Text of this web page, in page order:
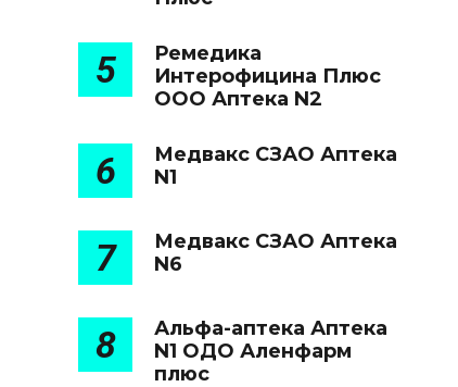
5
Ремедика
Интерофицина Плюс
ООО Аптека N2
6
Медвакс СЗАО Аптека
N1
7
Медвакс СЗАО Аптека
N6
8
Альфа-аптека Аптека
N1 ОДО Аленфарм
плюс